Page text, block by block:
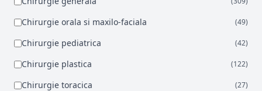
Chirurgie orala si maxilo-faciala (49)
Chirurgie pediatrica (42)
Chirurgie plastica (122)
Chirurgie toracica (27)